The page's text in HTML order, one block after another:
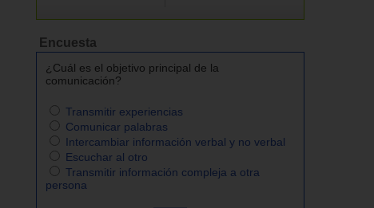
Encuesta
¿Cuál es el objetivo principal de la
comunicación?
Transmitir experiencias
Comunicar palabras
Intercambiar información verbal y no verbal
Escuchar al otro
Transmitir información compleja a otra
persona